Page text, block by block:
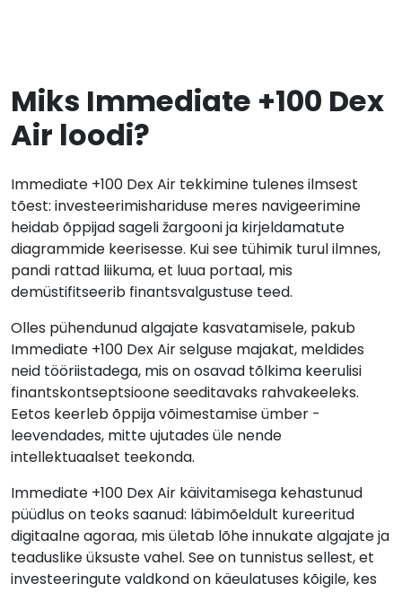
Miks Immediate +100 Dex
Air loodi?
Immediate +100 Dex Air tekkimine tulenes ilmsest
tõest: investeerimishariduse meres navigeerimine
heidab õppijad sageli žargooni ja kirjeldamatute
diagrammide keerisesse. Kui see tühimik turul ilmnes,
pandi rattad liikuma, et luua portaal, mis
demüstifitseerib finantsvalgustuse teed.
Olles pühendunud algajate kasvatamisele, pakub
Immediate +100 Dex Air selguse majakat, meldides
neid tööriistadega, mis on osavad tõlkima keerulisi
finantskontseptsioone seeditavaks rahvakeeleks.
Eetos keerleb õppija võimestamise ümber -
leevendades, mitte ujutades üle nende
intellektuaalset teekonda.
Immediate +100 Dex Air käivitamisega kehastunud
püüdlus on teoks saanud: läbimõeldult kureeritud
digitaalne agoraa, mis ületab lõhe innukate algajate ja
teaduslike üksuste vahel. See on tunnistus sellest, et
investeeringute valdkond on käeulatuses kõigile, kes